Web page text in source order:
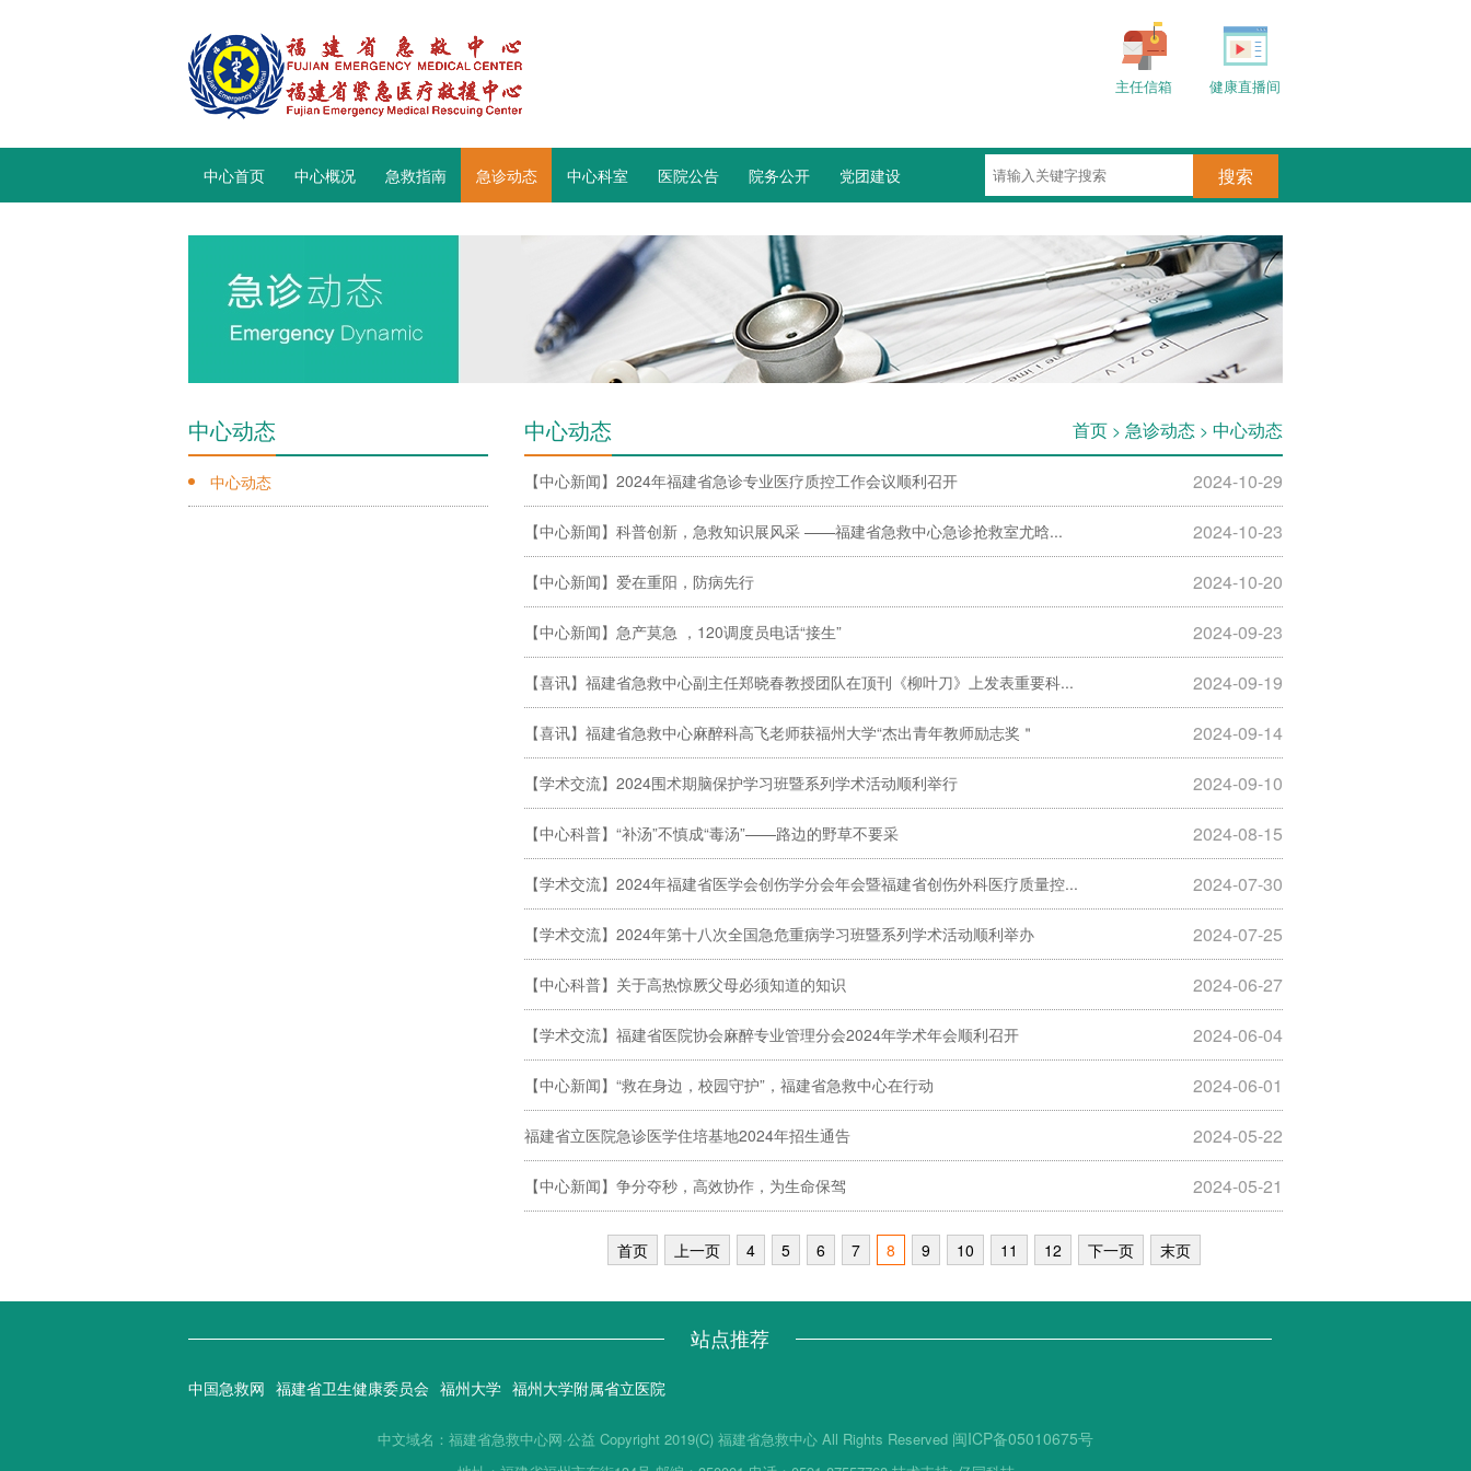
健康直播间
主任信箱
中心首页 中心概况 急救指南 急诊动态 中心科室 医院公告 院务公开 党团建设
中心动态
中心动态
中心动态 首页 > 急诊动态 > 中心动态
【中心新闻】2024年福建省急诊专业医疗质控工作会议顺利召开 2024-10-29
【中心新闻】科普创新，急救知识展风采 ——福建省急救中心急诊抢救室尤晗... 2024-10-23
【中心新闻】爱在重阳，防病先行 2024-10-20
【中心新闻】急产莫急 ，120调度员电话“接生” 2024-09-23
【喜讯】福建省急救中心副主任郑晓春教授团队在顶刊《柳叶刀》上发表重要科... 2024-09-19
【喜讯】福建省急救中心麻醉科高飞老师获福州大学“杰出青年教师励志奖＂ 2024-09-14
【学术交流】2024围术期脑保护学习班暨系列学术活动顺利举行 2024-09-10
【中心科普】“补汤”不慎成“毒汤”——路边的野草不要采 2024-08-15
【学术交流】2024年福建省医学会创伤学分会年会暨福建省创伤外科医疗质量控... 2024-07-30
【学术交流】2024年第十八次全国急危重病学习班暨系列学术活动顺利举办 2024-07-25
【中心科普】关于高热惊厥父母必须知道的知识 2024-06-27
【学术交流】福建省医院协会麻醉专业管理分会2024年学术年会顺利召开 2024-06-04
【中心新闻】“救在身边，校园守护”，福建省急救中心在行动 2024-06-01
福建省立医院急诊医学住培基地2024年招生通告 2024-05-22
【中心新闻】争分夺秒，高效协作，为生命保驾 2024-05-21
首页 上一页 4 5 6 7 8 9 10 11 12 下一页 末页
站点推荐
中国急救网 福建省卫生健康委员会 福州大学 福州大学附属省立医院
中文域名：福建省急救中心网·公益 Copyright 2019(C) 福建省急救中心 All Rights Reserved 闽ICP备05010675号